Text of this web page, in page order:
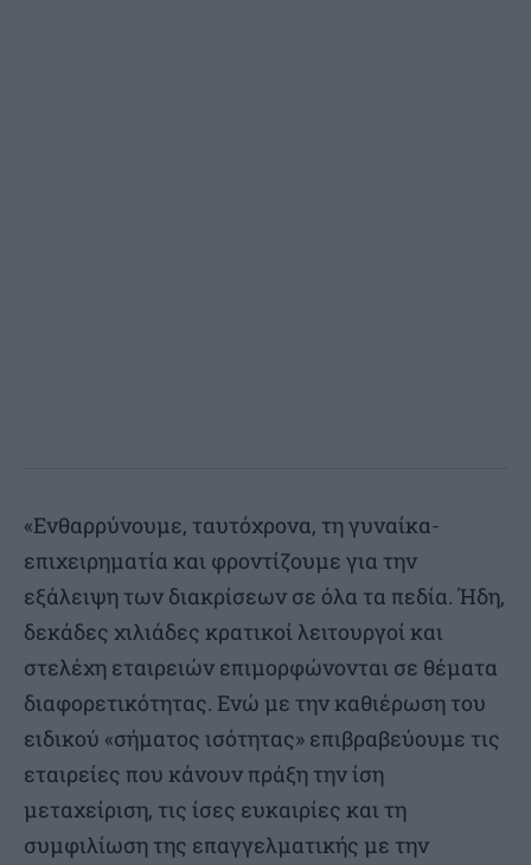
«Ενθαρρύνουμε, ταυτόχρονα, τη γυναίκα-
επιχειρηματία και φροντίζουμε για την
εξάλειψη των διακρίσεων σε όλα τα πεδία. Ήδη,
δεκάδες χιλιάδες κρατικοί λειτουργοί και
στελέχη εταιρειών επιμορφώνονται σε θέματα
διαφορετικότητας. Ενώ με την καθιέρωση του
ειδικού «σήματος ισότητας» επιβραβεύουμε τις
εταιρείες που κάνουν πράξη την ίση
μεταχείριση, τις ίσες ευκαιρίες και τη
συμφιλίωση της επαγγελματικής με την